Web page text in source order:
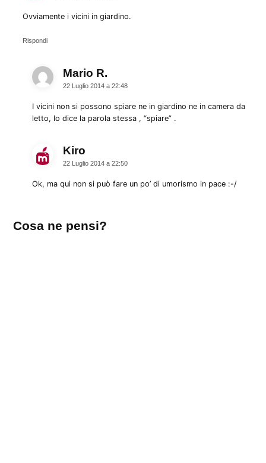
Ovviamente i vicini in giardino.
Rispondi
Mario R.
22 Luglio 2014 a 22:48
I vicini non si possono spiare ne in giardino ne in camera da
letto, lo dice la parola stessa , “spiare” .
Kiro
22 Luglio 2014 a 22:50
Ok, ma qui non si può fare un po’ di umorismo in pace :-/
un
Cosa ne pensi?